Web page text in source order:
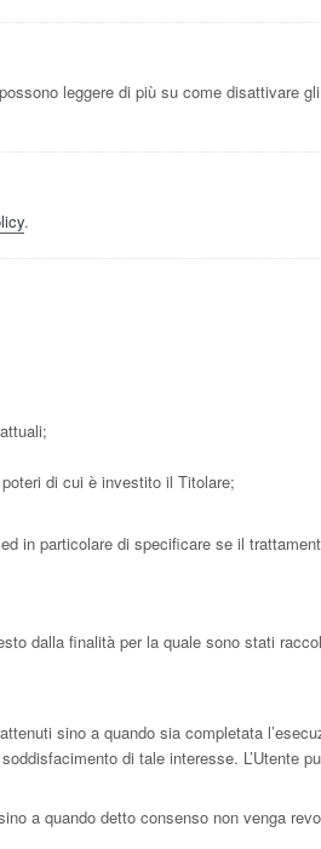
leggere di più su come disattivare
.
di cui è investito il Titolare;
in particolare di specificare se il
dalla finalità per la quale sono stati
sino a quando sia completata
di tale interesse. L’Utente
a quando detto consenso non venga